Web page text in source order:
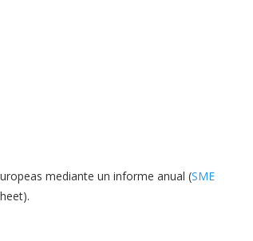
mediante un informe anual (SME